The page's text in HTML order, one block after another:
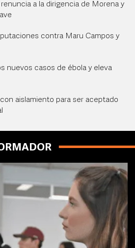
a la dirigencia de Morena y
contra Maru Campos y
nuevos casos de ébola y eleva
aislamiento para ser aceptado